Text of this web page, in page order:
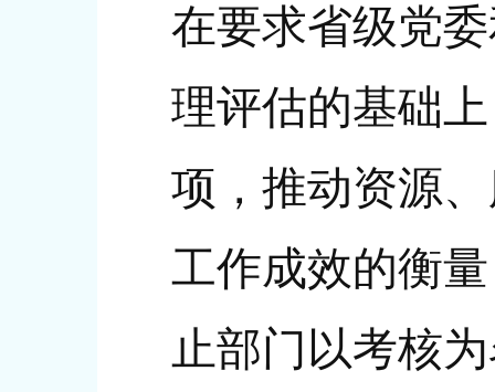
在要求省级党
理评估的基础
项，推动资源
工作成效的衡
止部门以考核